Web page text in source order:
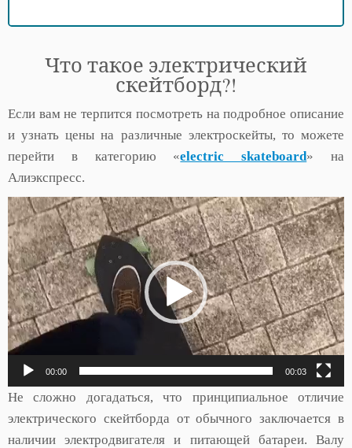
Что такое электрический
скейтборд?!
Если вам не терпится посмотреть на подробное описание
и узнать цены на различные электроскейты, то можете
перейти в категорию «electric skateboard» на
Алиэкспресс.
Видеоплеер
00:00 00:03
Не сложно догадаться, что принципиальное отличие
электрического скейтборда от обычного заключается в
наличии электродвигателя и питающей батареи. Валу